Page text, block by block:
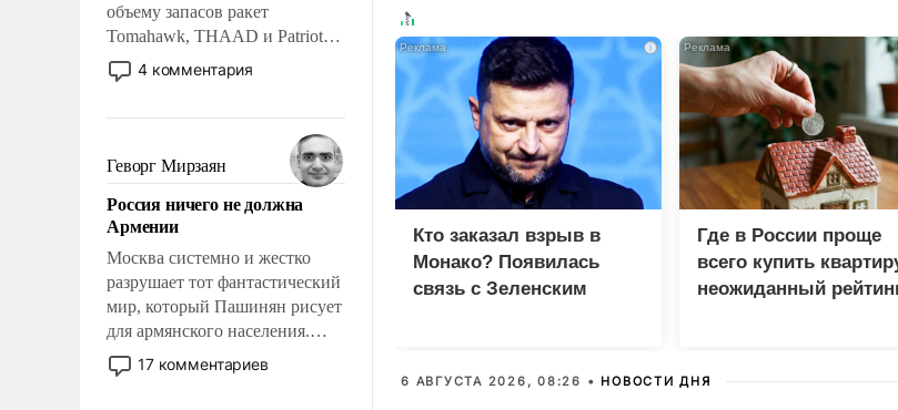
объему запасов ракет
Tomahawk, THAAD и Patriot
США потребуется более трех
лет. Даже небольшая война с
Сложившаяся ситуация
означает многолетний период
уязвимости США, например,
перед Китаем.
4 комментария
Геворг Мирзаян
Россия ничего не должна
Армении
Москва системно и жестко
разрушает тот фантастический
мир, который Пашинян рисует
для армянского населения.
Мир, где политические
прожекты будут безусловно
17 комментариев
i
Кто заказал взрыв в
Монако? Появилась
связь с Зеленским
Где в России проще
всего купить
неожиданный
6 АВГУСТА 2026, 08:26 • НОВОСТИ ДНЯ